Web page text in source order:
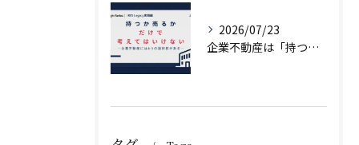
2026/07/23
企業不動産は「持つか売るか」だけではない｜CRE戦略で考える4つの意思決定